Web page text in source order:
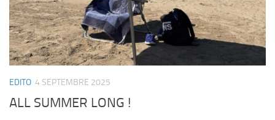
EDITO 4 SEPTEMBRE 2025
ALL SUMMER LONG !